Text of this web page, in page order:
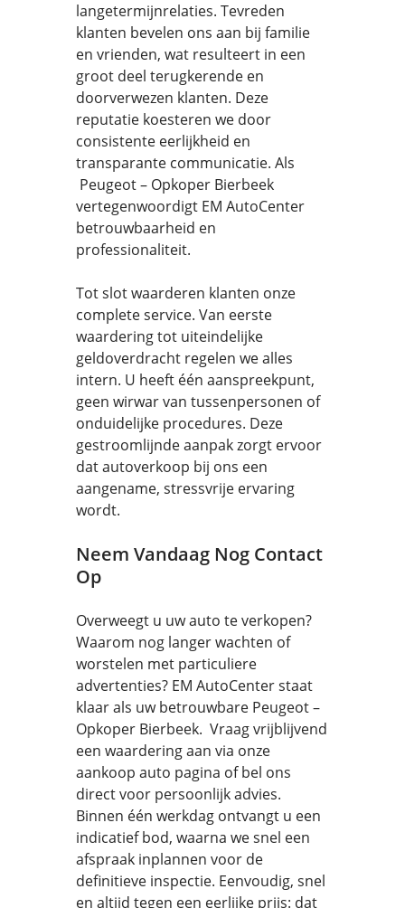
langetermijnrelaties. Tevreden
klanten bevelen ons aan bij familie
en vrienden, wat resulteert in een
groot deel terugkerende en
doorverwezen klanten. Deze
reputatie koesteren we door
consistente eerlijkheid en
transparante communicatie. Als
Peugeot – Opkoper Bierbeek
vertegenwoordigt EM AutoCenter
betrouwbaarheid en
professionaliteit.
Tot slot waarderen klanten onze
complete service. Van eerste
waardering tot uiteindelijke
geldoverdracht regelen we alles
intern. U heeft één aanspreekpunt,
geen wirwar van tussenpersonen of
onduidelijke procedures. Deze
gestroomlijnde aanpak zorgt ervoor
dat autoverkoop bij ons een
aangename, stressvrije ervaring
wordt.
Neem Vandaag Nog Contact
Op
Overweegt u uw auto te verkopen?
Waarom nog langer wachten of
worstelen met particuliere
advertenties? EM AutoCenter staat
klaar als uw betrouwbare Peugeot –
Opkoper Bierbeek. Vraag vrijblijvend
een waardering aan via onze
aankoop auto pagina of bel ons
direct voor persoonlijk advies.
Binnen één werkdag ontvangt u een
indicatief bod, waarna we snel een
afspraak inplannen voor de
definitieve inspectie. Eenvoudig, snel
en altijd tegen een eerlijke prijs: dat